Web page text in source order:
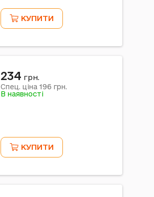
КУПИТИ
234 грн.
Спец. ціна 196 грн.
В наявності
КУПИТИ